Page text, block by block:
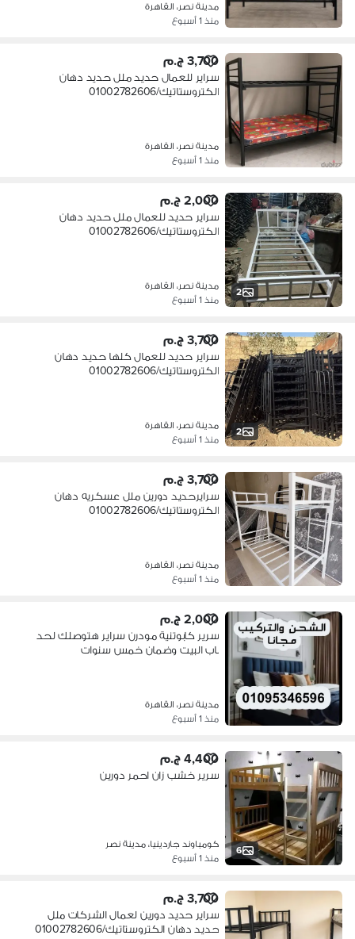
مدينة نصر، القاهرة
منذ 1 أسبوع
3,700 ج.م
سراير للعمال حديد ملل حديد دهان
الكتروستاتيك/01002782606
مدينة نصر، القاهرة
منذ 1 أسبوع
2
2,000 ج.م
سراير حديد للعمال ملل حديد دهان
الكتروستاتيك/01002782606
مدينة نصر، القاهرة
منذ 1 أسبوع
2
3,700 ج.م
سراير حديد للعمال كلها حديد دهان
الكتروستاتيك/01002782606
مدينة نصر، القاهرة
منذ 1 أسبوع
3,700 ج.م
سرايرحديد دورين ملل عسكريه دهان
الكتروستاتيك/01002782606
مدينة نصر، القاهرة
منذ 1 أسبوع
2,000 ج.م
سرير كابوتنية مودرن سراير هتوصلك لحد
باب البيت وضمان خمس سنوات
مدينة نصر، القاهرة
منذ 1 أسبوع
6
4,400 ج.م
سرير خشب زان احمر دورين
كومباوند جاردينيا، مدينة نصر
منذ 1 أسبوع
3,700 ج.م
سراير حديد دورين لعمال الشركات ملل
حديد دهان الكتروستاتيك/01002782606